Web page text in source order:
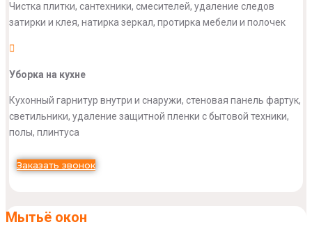
Чистка плитки, сантехники, смесителей, удаление следов
затирки и клея, натирка зеркал, протирка мебели и полочек
Уборка на кухне
Кухонный гарнитур внутри и снаружи, стеновая панель фартук,
светильники, удаление защитной пленки с бытовой техники,
полы, плинтуса
Заказать звонок
Мытьё окон